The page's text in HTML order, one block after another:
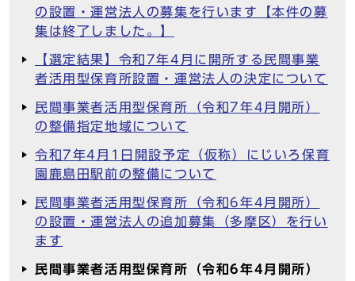
の設置・運営法人の募集を行います【本件の募
集は終了しました。】
【選定結果】令和7年4月に開所する民間事業
者活用型保育所設置・運営法人の決定について
民間事業者活用型保育所（令和7年4月開所）
の整備指定地域について
令和7年4月1日開設予定（仮称）にじいろ保育
園鹿島田駅前の整備について
民間事業者活用型保育所（令和6年4月開所）
の設置・運営法人の追加募集（多摩区）を行い
ます
民間事業者活用型保育所（令和6年4月開所）